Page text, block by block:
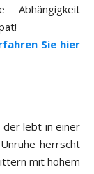
Sie hier
der lebt in einer
herrscht
mit hohem